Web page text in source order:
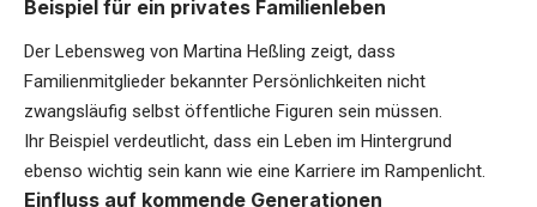
Beispiel für ein privates Familienleben
Der Lebensweg von Martina Heßling zeigt, dass
Familienmitglieder bekannter Persönlichkeiten nicht
zwangsläufig selbst öffentliche Figuren sein müssen.
Ihr Beispiel verdeutlicht, dass ein Leben im Hintergrund
ebenso wichtig sein kann wie eine Karriere im Rampenlicht.
Einfluss auf kommende Generationen